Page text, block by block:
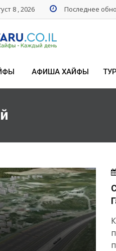
8 , 2026 Последнее
АФИША ХАЙФЫ